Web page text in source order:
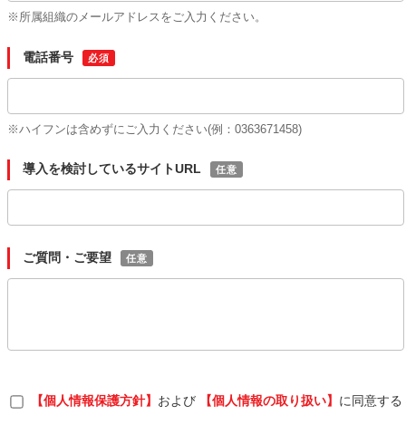
※所属組織のメールアドレスをご入力ください。
電話番号
※ハイフンは含めずにご入力ください(例：0363671458)
導入を検討しているサイトURL
ご質問・ご要望
【個人情報保護方針】 および 【個人情報の取り扱い】 に同意する